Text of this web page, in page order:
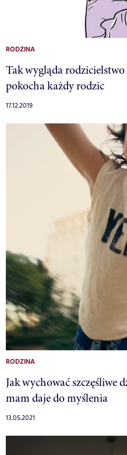
RODZINA
Tak wygląda
pokocha każdy rodzic
17.12.2019
RODZINA
Jak wychować szczęśliwe
mam daje do myślenia
13.05.2021